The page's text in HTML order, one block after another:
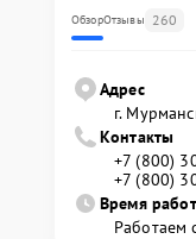
ОбзорОтзывы 260
Адрес
г.
Контакты
+7 (800)
+7 (800)
Время
Работаем